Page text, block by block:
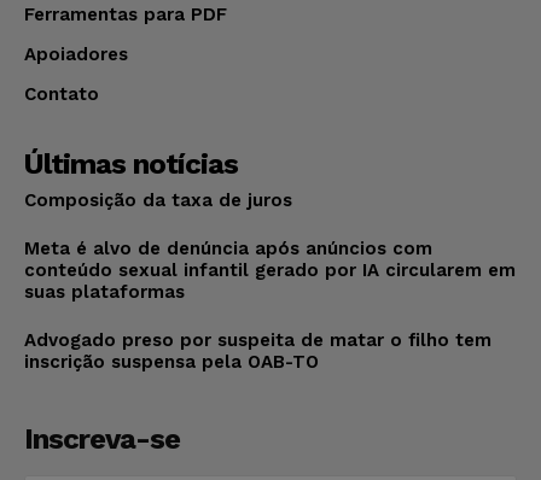
Ferramentas para PDF
Apoiadores
Contato
Últimas notícias
Composição da taxa de juros
Meta é alvo de denúncia após anúncios com
conteúdo sexual infantil gerado por IA circularem em
suas plataformas
Advogado preso por suspeita de matar o filho tem
inscrição suspensa pela OAB-TO
Inscreva-se